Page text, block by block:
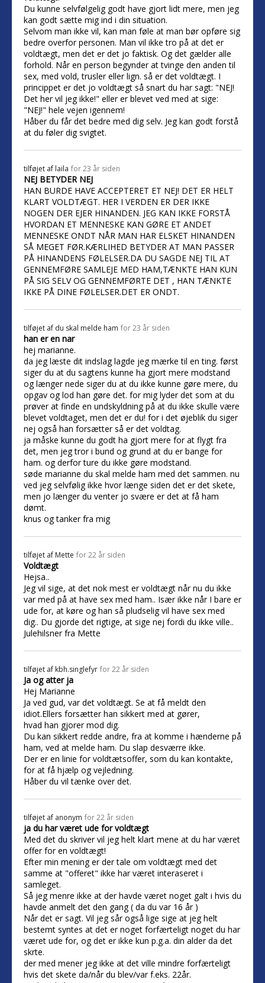
Du kunne selvfølgelig godt have gjort lidt mere, men jeg
kan godt sætte mig ind i din situation.
Selvom man ikke vil, kan man føle at man bør opføre sig
bedre overfor personen. Man vil ikke tro på at det er
voldtægt, men det er det jo faktisk. Og det gælder alle
forhold. Når en person begynder at tvinge den anden til
sex, med vold, trusler eller lign. så er det voldtægt. I
princippet er det jo voldtægt så snart du har sagt: "NEJ!
Det her vil jeg ikke!" eller er blevet ved med at sige:
"NEJ!" hele vejen igennem!
Håber du får det bedre med dig selv. Jeg kan godt forstå
at du føler dig svigtet.
tilføjet af laila for 23 år siden
NEJ BETYDER NEJ
HAN BURDE HAVE ACCEPTERET ET NEJ! DET ER HELT
KLART VOLDTÆGT. HER I VERDEN ER DER IKKE
NOGEN DER EJER HINANDEN. JEG KAN IKKE FORSTÅ
HVORDAN ET MENNESKE KAN GØRE ET ANDET
MENNESKE ONDT NÅR MAN HAR ELSKET HINANDEN
SÅ MEGET FØR.KÆRLIHED BETYDER AT MAN PASSER
PÅ HINANDENS FØLELSER.DA DU SAGDE NEJ TIL AT
GENNEMFØRE SAMLEJE MED HAM,TÆNKTE HAN KUN
PÅ SIG SELV OG GENNEMFØRTE DET , HAN TÆNKTE
IKKE PÅ DINE FØLELSER.DET ER ONDT.
tilføjet af du skal melde ham for 23 år siden
han er en nar
hej marianne.
da jeg læste dit indslag lagde jeg mærke til en ting. først
siger du at du sagtens kunne ha gjort mere modstand
og længer nede siger du at du ikke kunne gøre mere, du
opgav og lod han gøre det. for mig lyder det som at du
prøver at finde en undskyldning på at du ikke skulle være
blevet voldtaget, men det er du! for i det øjeblik du siger
nej også han forsætter så er det voldtag.
ja måske kunne du godt ha gjort mere for at flygt fra
det, men jeg tror i bund og grund at du er bange for
ham. og derfor ture du ikke gøre modstand.
søde marianne du skal melde ham med det sammen. nu
ved jeg selvfølig ikke hvor længe siden det er det skete,
men jo længer du venter jo svære er det at få ham
dømt.
knus og tanker fra mig
tilføjet af Mette for 22 år siden
Voldtægt
Hejsa..
Jeg vil sige, at det nok mest er voldtægt når nu du ikke
var med på at have sex med ham.. Især ikke når I bare er
ude for, at køre og han så pludselig vil have sex med
dig.. Du gjorde det rigtige, at sige nej fordi du ikke ville..
Julehilsner fra Mette
tilføjet af kbh.singlefyr for 22 år siden
Ja og atter ja
Hej Marianne
Ja ved gud, var det voldtægt. Se at få meldt den
idiot.Ellers forsætter han sikkert med at gører,
hvad han gjorer mod dig.
Du kan sikkert redde andre, fra at komme i hænderne på
ham, ved at melde ham. Du slap desværre ikke.
Der er en linie for voldtætsoffer, som du kan kontakte,
for at få hjælp og vejledning.
Håber du vil tænke over det.
tilføjet af anonym for 22 år siden
ja du har været ude for voldtægt
Med det du skriver vil jeg helt klart mene at du har været
offer for en voldtægt!
Efter min mening er der tale om voldtægt med det
samme at "offeret" ikke har været interaseret i
samleget.
Så jeg menre ikke at der havde været noget galt i hvis du
havde anmelt det den gang ( da du var 16 år )
Når det er sagt. Vil jeg sår også lige sige at jeg helt
bestemt syntes at det er noget forfærteligt noget du har
været ude for, og det er ikke kun p.g.a. din alder da det
skrte.
der med mener jeg ikke at det ville mindre forfærteligt
hvis det skete da/når du blev/var f.eks. 22år.